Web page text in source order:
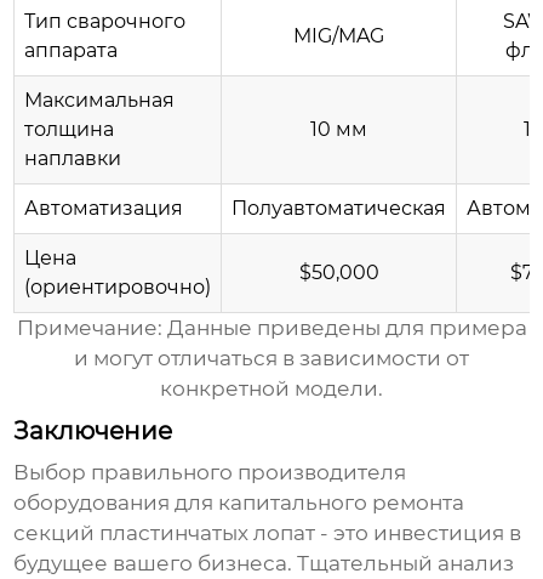
Тип сварочного
аппарата
MIG/MAG
Максимальная
толщина
наплавки
10 мм
Автоматизация Полуавтоматическая
Цена
(ориентировочно)
$50,000
Примечание: Данные приведены для примера
и могут отличаться в зависимости от
конкретной модели.
Заключение
Выбор правильного производителя
оборудования для капитального ремонта
секций пластинчатых лопат - это инвестиция в
будущее вашего бизнеса. Тщательный анализ